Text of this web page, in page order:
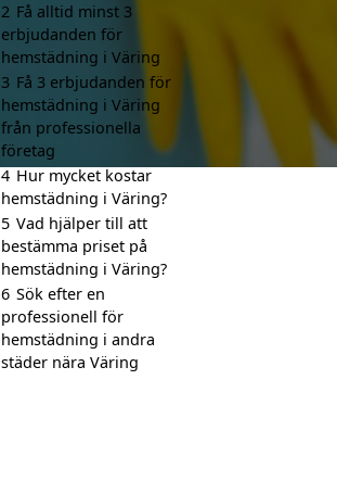
2 Få alltid minst 3
erbjudanden för
hemstädning i Väring
3 Få 3 erbjudanden för
hemstädning i Väring
från professionella
företag
4 Hur mycket kostar
hemstädning i Väring?
5 Vad hjälper till att
bestämma priset på
hemstädning i Väring?
6 Sök efter en
professionell för
hemstädning i andra
städer nära Väring